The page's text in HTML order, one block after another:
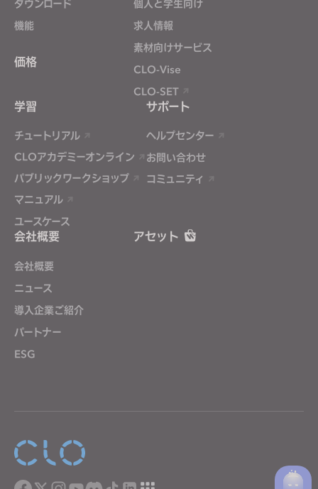
ダウンロード
機能
価格
個人と学生向け
求人情報
素材向けサービス
CLO-Vise
CLO-SET
学習
チュートリアル
CLOアカデミーオンライン
パブリックワークショップ
マニュアル
ユースケース
サポート
ヘルプセンター
お問い合わせ
コミュニティ
会社概要
会社概要
ニュース
導入企業ご紹介
パートナー
ESG
アセット